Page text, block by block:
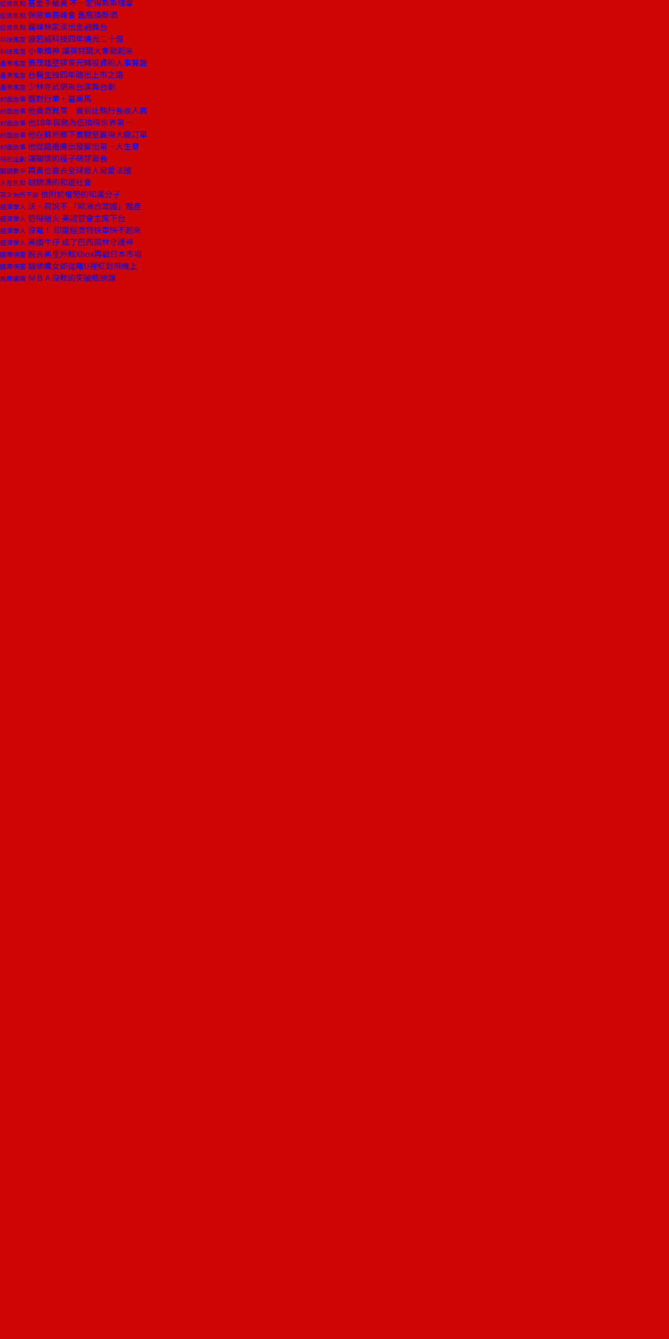
投資焦點 基金手續費 不一定得乖乖埋單
投資焦點 保險業高峰會 舊瓶換新酒
投資焦點 霧峰林家淡出金融舞台
科技風雲 波若威科技四年燒光二十億
科技風雲 小象精神 讓英特爾大象動起來
產業風雲 黃茂雄整頓東元轉投資的人事算盤
產業風雲 台醫生技四年賭出上市之路
產業風雲 少林寺武僧來台演舞台劇
封面故事 選對行業，當黑馬
封面故事 他賣奇異果 賣到比執行長收入高
封面故事 他18年與豬為伍換得世界第一
封面故事 他在蘇州鄉下實驗室贏得大廠訂單
封面故事 他從路邊攤出發變出第一大生意
特別企劃 讓關懷的種子萌芽滋長
關鍵數字 再貴也要去全球旅人最愛法國
大陸焦點 胡錦濤的和諧社會
英文無所不談 依附於權勢的知識分子
經濟學人 法、荷說不 「歐洲合眾國」難產
經濟學人 管得過火 美證管會主席下台
經濟學人 沒電！ 印度經濟特快車快不起來
經濟學人 美國牛仔 成了巴西雨林守護神
國際視窗 脫去黑重外殼Xbox再戰日本市場
國際視窗 貓頭鷹女郎從曙U裡紅到飛機上
商周書摘 ＭＢＡ沒教的突破瓶頸課